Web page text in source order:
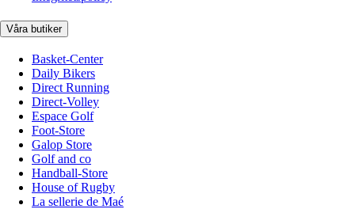
Våra butiker
Basket-Center
Daily Bikers
Direct Running
Direct-Volley
Espace Golf
Foot-Store
Galop Store
Golf and co
Handball-Store
House of Rugby
La sellerie de Maé